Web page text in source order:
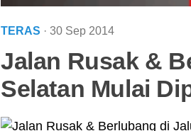
TERAS · 30 Sep 2014
Jalan Rusak &
Selatan Mulai